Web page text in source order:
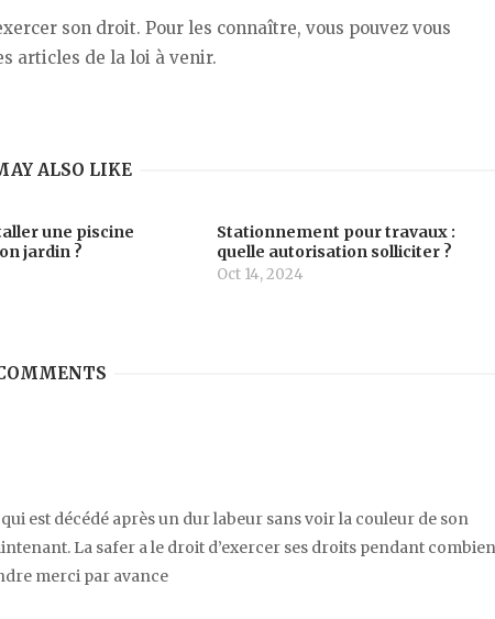
son droit. Pour les connaître, vous pouvez vous
articles de la loi à venir.
ALSO LIKE
une piscine
jardin ?
Stationnement pour travaux :
quelle autorisation solliciter ?
Oct 14, 2024
est décédé après un dur labeur sans voir la couleur de son
La safer a le droit d’exercer ses droits pendant combien
merci par avance